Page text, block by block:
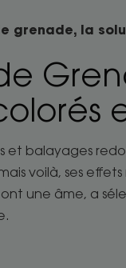
grenade, la
et balayages
voilà, ses
ont une âme, a